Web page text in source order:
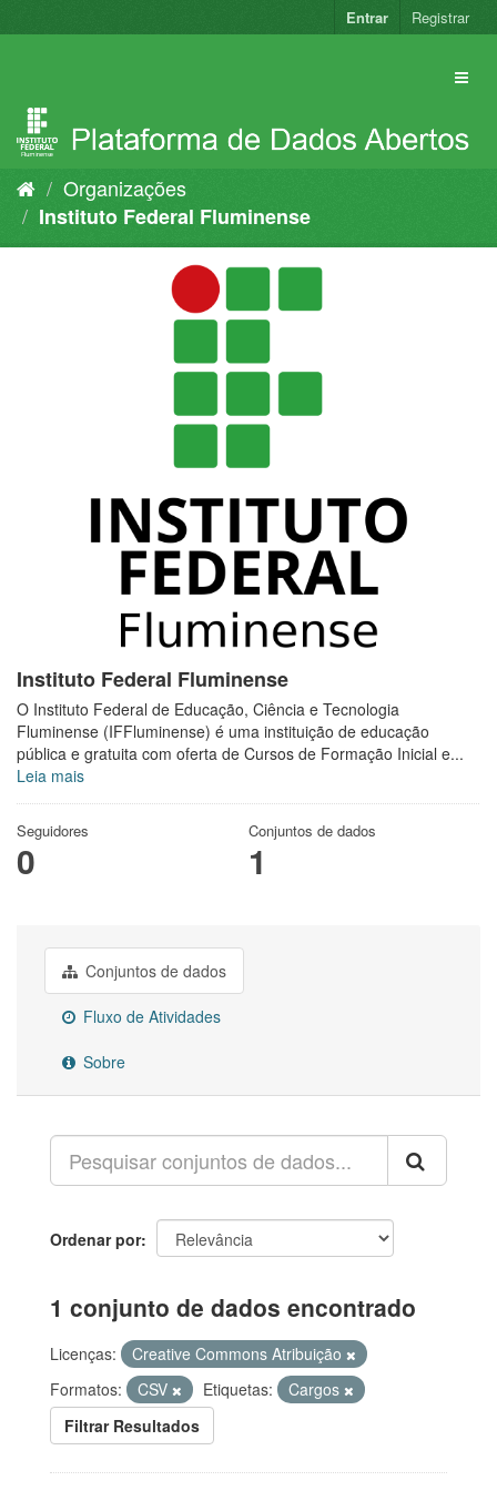
para
Entrar Registrar
Organizações
Instituto Federal Fluminense
Instituto Federal Fluminense
O Instituto Federal de Educação, Ciência e Tecnologia
Fluminense (IFFluminense) é uma instituição de educação
pública e gratuita com oferta de Cursos de Formação Inicial e...
Leia mais
Seguidores
0
Conjuntos de dados
1
Conjuntos de dados
Fluxo de Atividades
Sobre
Ordenar por
1 conjunto de dados encontrado
Licenças:
Creative Commons Atribuição
Formatos:
CSV Etiquetas:
Cargos
Filtrar Resultados